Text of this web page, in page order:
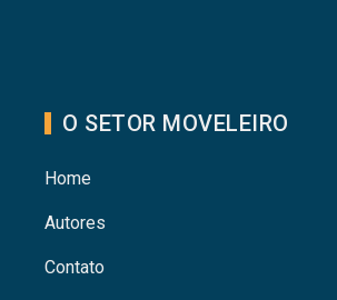
O SETOR MOVELEIRO
Home
Autores
Contato